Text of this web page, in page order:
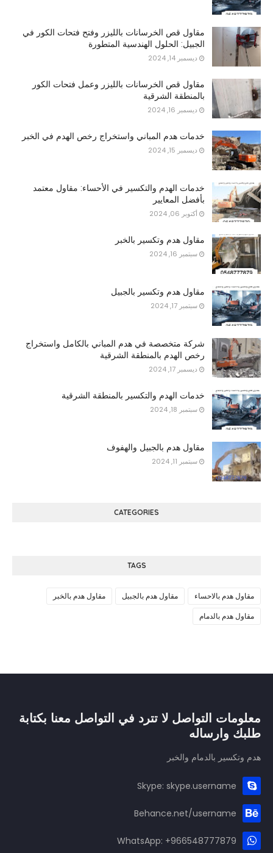
مقاول قص الخرسانات بالليزر وفتح فتحات الكور في
الجبيل: الحلول الهندسية المتطورة
ديسمبر 14, 2024
مقاول قص الخرسانات بالليزر وعمل فتحات الكور
بالمنطقة الشرقية
ديسمبر 16, 2024
خدمات هدم المباني واستخراج رخص الهدم في الخبر
ديسمبر 15, 2024
خدمات الهدم والتكسير في الأحساء: مقاول معتمد
بأفضل المعايير
أكتوبر 06, 2024
مقاول هدم وتكسير بالخبر
سبتمبر 16, 2024
مقاول هدم وتكسير بالجبيل
سبتمبر 17, 2024
شركة متخصصة في هدم المباني بالكامل واستخراج
رخص الهدم بالمنطقة الشرقية
ديسمبر 17, 2024
خدمات الهدم والتكسير بالمنطقة الشرقية
سبتمبر 18, 2024
مقاول هدم بالجبيل والهفوف
سبتمبر 11, 2024
CATEGORIES
TAGS
مقاول هدم بالاحساء مقاول هدم بالجبيل
مقاول هدم بالخبر
مقاول هدم بالدمام
معلومات التواصل لا تترد في التواصل معنا بكتابة
طلبك وارساله
هدم وتكسير بالدمام والخبر
Skype: skype.username
Behance.net/username
WhatsApp: +966548777879